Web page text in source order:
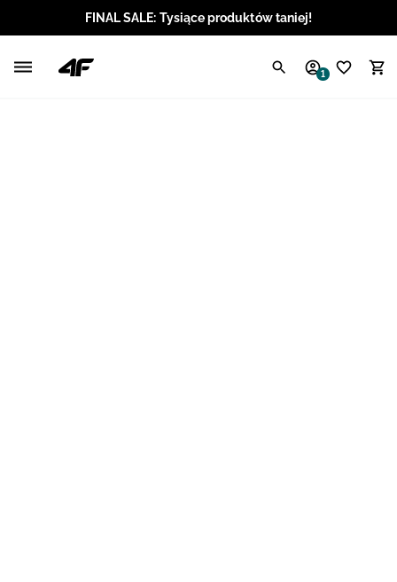
FINAL SALE: Tysiące produktów taniej!
1